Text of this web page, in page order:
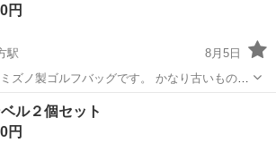
円
駅
8月5日
ズノ製ゴルフバッグです。 かなり古いもので
ておりません。 【購入時価格】５万円ぐらい
傷はあります。 【アピールポイント】ミズノ
す。 ...
喜多方駅 ゴルフ
ル２個セット
円